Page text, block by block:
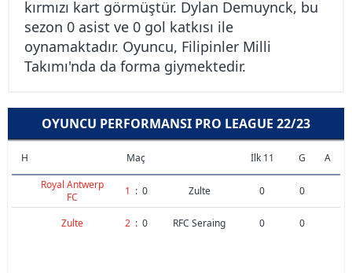
kırmızı kart görmüştür. Dylan Demuynck, bu
sezon 0 asist ve 0 gol katkısı ile
oynamaktadır. Oyuncu, Filipinler Milli
Takımı'nda da forma giymektedir.
OYUNCU PERFORMANSI PRO LEAGUE 22/23
H Maç İlk 11 G
A
Royal Antwerp
FC
1 : 0 Zulte 0 0
Zulte 2 : 0 RFC Seraing 0 0